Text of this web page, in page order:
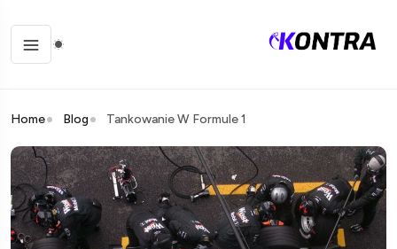
Home Blog Tankowanie W Formule 1